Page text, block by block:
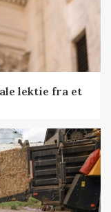
lektie fra et